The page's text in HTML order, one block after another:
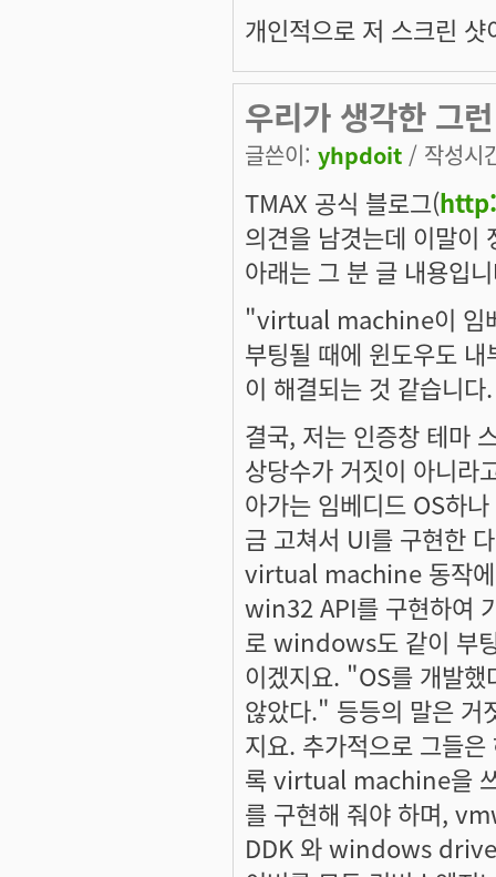
개인적으로 저 스크린
우리가 생각한 그
글쓴이: yhpdoit / 작성시
TMAX 공식 블로그(
의견을 남겻는데 이말이
아래는 그 분 글 내용입
"virtual machine이 임
부팅될 때에 윈도우도
이 해결되는 것 같습니다.
결국, 저는 인증창 테마
상당수가 거짓이 아니라
아가는 임베디드 OS하
금 고쳐서 UI를 구현한
virtual machine 동작에
win32 API를 구현하여
로 windows도 같이 부
이겠지요. "OS를 개발
않았다." 등등의 말은 거
지요. 추가적으로 그들
록 virtual machine을
를 구현해 줘야 하며,
DDK 와 windows